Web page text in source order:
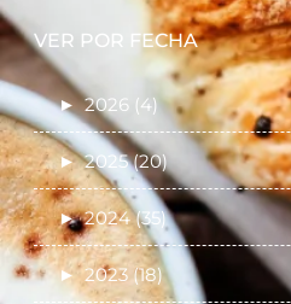
VER POR FECHA
► 2026 (4)
► 2025 (20)
► 2024 (35)
► 2023 (18)